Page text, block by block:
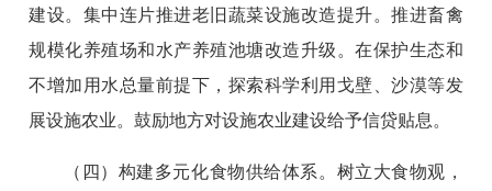
建设。集中连片推进老旧蔬菜设施改造提升。推进畜禽
规模化养殖场和水产养殖池塘改造升级。在保护生态和
不增加用水总量前提下，探索科学利用戈壁、沙漠等发
展设施农业。鼓励地方对设施农业建设给予信贷贴息。
（四）构建多元化食物供给体系。树立大食物观，